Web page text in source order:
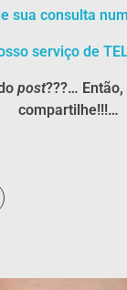
sua consulta
serviço de
post???…
compartilhe!!!…